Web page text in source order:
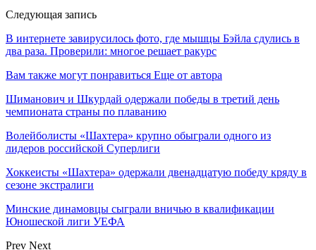
Следующая запись
В интернете завирусилось фото, где мышцы Бэйла сдулись в
два раза. Проверили: многое решает ракурс
Вам также могут понравиться Еще от автора
Шиманович и Шкурдай одержали победы в третий день
чемпионата страны по плаванию
Волейболисты «Шахтера» крупно обыграли одного из
лидеров российской Суперлиги
Хоккеисты «Шахтера» одержали двенадцатую победу кряду в
сезоне экстралиги
Минские динамовцы сыграли вничью в квалификации
Юношеской лиги УЕФА
Prev Next